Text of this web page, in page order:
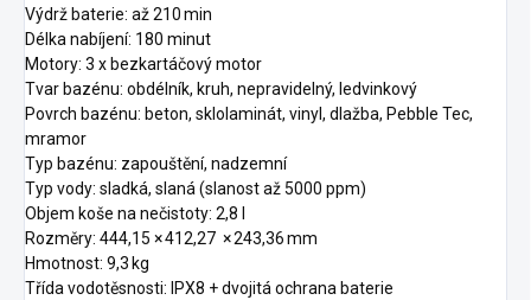
Výdrž baterie: až 210 min
Délka nabíjení: 180 minut
Motory: 3 x bezkartáčový motor
Tvar bazénu: obdélník, kruh, nepravidelný, ledvinkový
Povrch bazénu: beton, sklolaminát, vinyl, dlažba, Pebble Tec,
mramor
Typ bazénu: zapouštění, nadzemní
Typ vody: sladká, slaná (slanost až 5000 ppm)
Objem koše na nečistoty: 2,8 l
Rozměry: 444,15 × 412,27 × 243,36 mm
Hmotnost: 9,3 kg
Třída vodotěsnosti: IPX8 + dvojitá ochrana baterie